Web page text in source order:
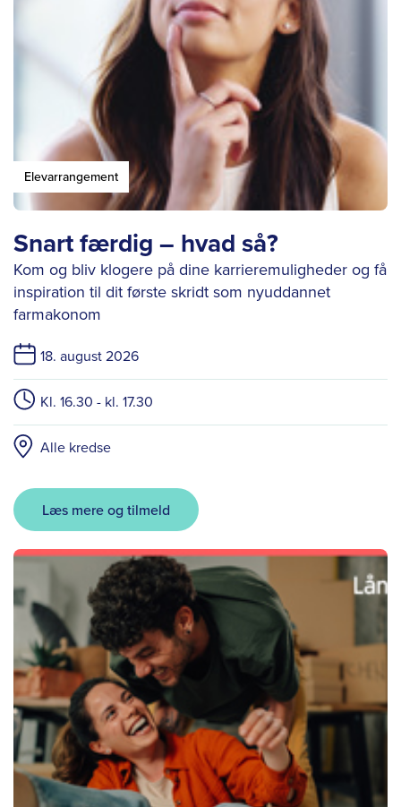
Elevarrangement
Snart færdig – hvad så?
Kom og bliv klogere på dine karrieremuligheder og få
inspiration til dit første skridt som nyuddannet
farmakonom
18. august 2026
Kl. 16.30 - kl. 17.30
Alle kredse
Læs mere og tilmeld